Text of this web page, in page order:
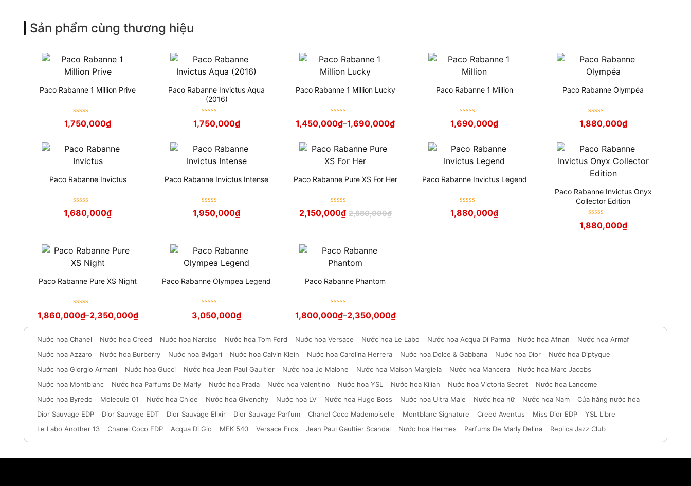
Sản phẩm cùng thương hiệu
Paco Rabanne 1 Million Prive
hạng5sao
1,750,000₫
Paco Rabanne Invictus Aqua
(2016)
hạng5sao
1,750,000₫
Paco Rabanne 1 Million Lucky
hạng5sao
1,450,000₫–1,690,000₫
Paco Rabanne 1 Million
hạng5sao
1,690,000₫
Paco Rabanne Olympéa
hạng5sao
1,880,000₫
Paco Rabanne Invictus
hạng5sao
1,680,000₫
Paco Rabanne Invictus Intense
hạng5sao
1,950,000₫
Paco Rabanne Pure XS For Her
hạng5 sao
2,680,000₫
2,150,000₫
Paco Rabanne Invictus Legend
hạng5sao
1,880,000₫
Paco Rabanne Invictus Onyx
Collector Edition
hạng5sao
1,880,000₫
Paco Rabanne Pure XS Night
hạng5sao
1,860,000₫–2,350,000₫
Paco Rabanne Olympea Legend
hạng5sao
3,050,000₫
Paco Rabanne Phantom
hạng5sao
1,800,000₫–2,350,000₫
Nước hoa Chanel Nước hoa Creed Nước hoa Narciso Nước hoa Tom Ford Nước hoa Versace Nước hoa Le Labo Nước hoa Acqua Di Parma Nước hoa Afnan
Nước hoa Armaf
Nước hoa Azzaro
Nước hoa Burberry Nước hoa Bvlgari Nước hoa Calvin Klein Nước hoa Carolina Herrera Nước hoa Dolce & Gabbana Nước hoa Dior
Nước hoa Diptyque
Nước hoa Giorgio Armani
Nước hoa Gucci Nước hoa Jean Paul Gaultier Nước hoa Jo Malone Nước hoa Maison Margiela Nước hoa Mancera
Nước hoa Marc Jacobs
Nước hoa Montblanc
Nước hoa Parfums De Marly Nước hoa Prada Nước hoa Valentino Nước hoa YSL Nước hoa Kilian Nước hoa Victoria Secret
Nước hoa Lancome
Nước hoa Byredo
Molecule 01 Nước hoa Chloe Nước hoa Givenchy Nước hoa LV Nước hoa Hugo Boss Nước hoa Ultra Male Nước hoa nữ Nước hoa Nam
Cửa hàng nước hoa
Dior Sauvage EDP
Dior Sauvage EDT Dior Sauvage Elixir Dior Sauvage Parfum Chanel Coco Mademoiselle Montblanc Signature Creed Aventus Miss Dior EDP
YSL Libre
Le Labo Another 13
Chanel Coco EDP Acqua Di Gio MFK 540 Versace Eros Jean Paul Gaultier Scandal Nước hoa Hermes Parfums De Marly Delina Replica Jazz Club